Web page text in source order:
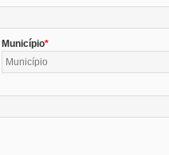
Município